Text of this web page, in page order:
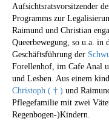
Aufsichtsratsvorsitzender
Programms zur
Raimund und Christian
Queerbewegung, so u.a.
Geschäftsführung der
Forellenhof, im Cafe Anal
und Lesben. Aus einem
Christoph ( † ) und
Pflegefamilie mit zwei
Regenbogen-)Kindern.